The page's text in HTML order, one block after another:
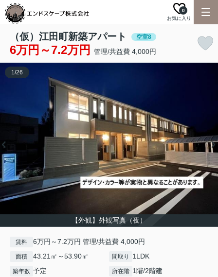
お気に入り
0
（仮）江田町新築アパート 空室8
6万円～7.2万円 管理/共益費 4,000円
【外観】外観写真（夜）
1/26
賃料 6万円～7.2万円 管理/共益費 4,000円
面積 43.21㎡～53.90㎡ 間取り 1LDK
築年数 予定 所在階 1階/2階建